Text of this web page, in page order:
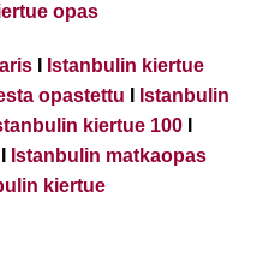
opas
Istanbulin kiertue
opastettu
Istanbulin
kiertue 100I
Istanbulin matkaopas
kiertue